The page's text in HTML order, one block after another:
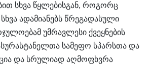
სხვა წყლებისგან, როგორც
სხვა ადამიანებს წრეგადასული
უმრავლესი ქვეყნების
სამეფო სპარსთა და
და სრულიად აღმოფხვრა